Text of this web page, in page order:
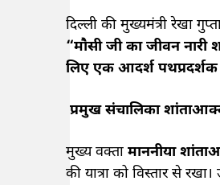
दिल्ली की मुख्यमंत्री रेखा
“मौसी जी का जीवन
लिए एक आदर्श पथप्रदर्शक
प्रमुख संचालिका
मुख्य वक्ता माननीया
की यात्रा को विस्तार से